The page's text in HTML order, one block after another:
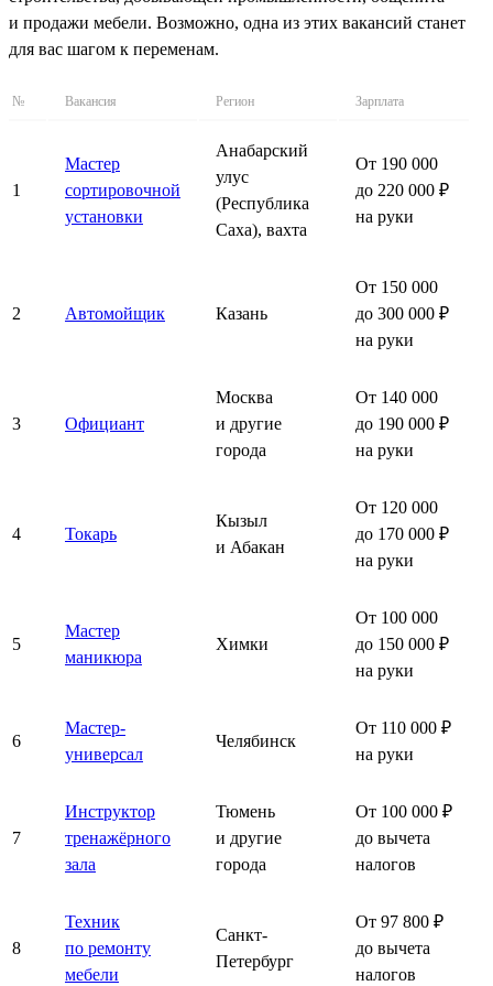
и продажи мебели. Возможно, одна из этих вакансий станет
для вас шагом к переменам.
№ Вакансия Регион Зарплата
1
Мастер
сортировочной
установки
Анабарский
улус
(Республика
Саха), вахта
От 190 000
до 220 000 ₽
на руки
2 Автомойщик Казань
От 150 000
до 300 000 ₽
на руки
3 Официант
Москва
и другие
города
От 140 000
до 190 000 ₽
на руки
4 Токарь
Кызыл
и Абакан
От 120 000
до 170 000 ₽
на руки
5
Мастер
маникюра
Химки
От 100 000
до 150 000 ₽
на руки
6
Мастер-
универсал
Челябинск
От 110 000 ₽
на руки
7
Инструктор
тренажёрного
зала
Тюмень
и другие
города
От 100 000 ₽
до вычета
налогов
8
Техник
по ремонту
мебели
Санкт-
Петербург
От 97 800 ₽
до вычета
налогов